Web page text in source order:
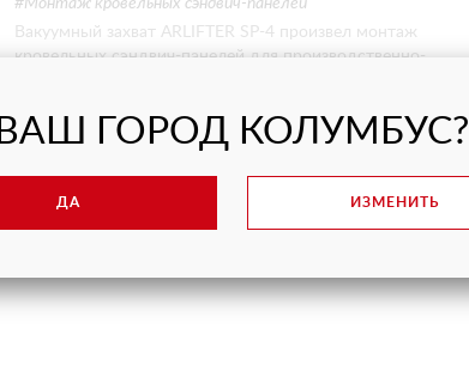
Вакуумный захват ARLIFTER SP-4 произвел монтаж
кровельных сэндвич-панелей для производственно-
ВАШ ГОРОД КОЛУМБУС?
ДА ИЗМЕНИТЬ